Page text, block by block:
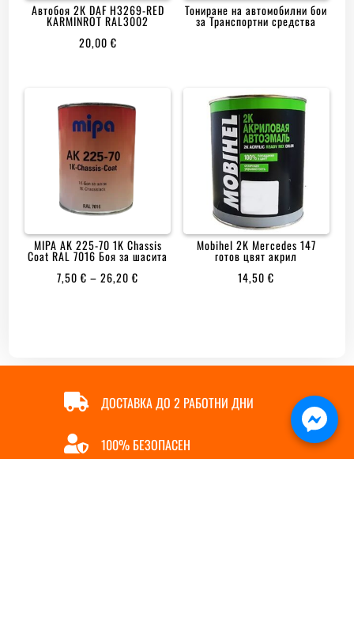
Автобоя 2К DAF H3269-RED
KARMINROT RAL3002
20,00€
Тониране на автомобилни бои
за Транспортни средства
MIPA AK 225-70 1K Chassis
Coat RAL 7016 Боя за шасита
7,50€ – 26,20€
Mobihеl 2K Mercedes 147
готов цвят акрил
14,50€
 ДОСТАВКА ДО 2 РАБОТНИ ДНИ
 100% БЕЗОПАСЕН